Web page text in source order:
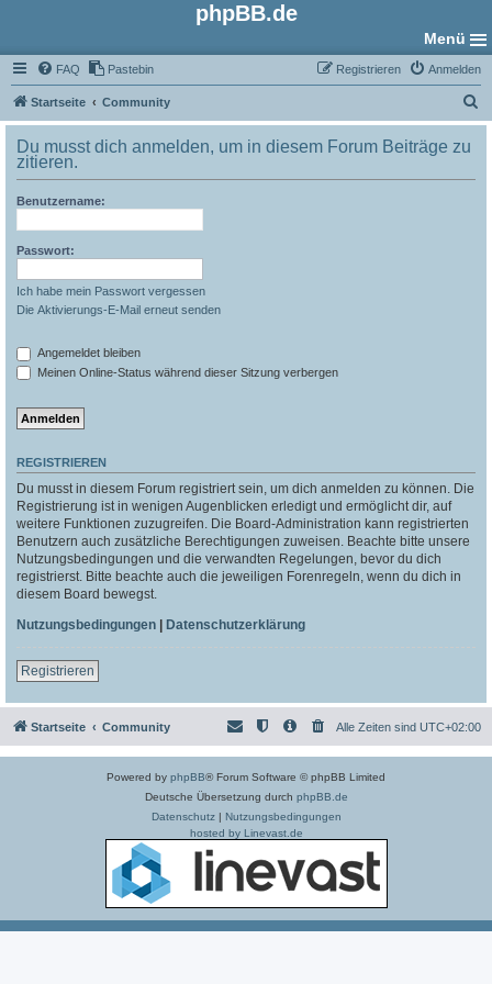
phpBB.de
Menü
FAQ Pastebin Anmelden
Registrieren
Startseite Community
u
Du musst dich anmelden, um in diesem Forum Beiträge zu
zitieren.
Benutzername:
Passwort:
Ich habe mein Passwort vergessen
Die Aktivierungs-E-Mail erneut senden
Angemeldet bleiben
Meinen Online-Status während dieser Sitzung verbergen
REGISTRIEREN
Du musst in diesem Forum registriert sein, um dich anmelden zu können. Die
Registrierung ist in wenigen Augenblicken erledigt und ermöglicht dir, auf
weitere Funktionen zuzugreifen. Die Board-Administration kann registrierten
Benutzern auch zusätzliche Berechtigungen zuweisen. Beachte bitte unsere
Nutzungsbedingungen und die verwandten Regelungen, bevor du dich
registrierst. Bitte beachte auch die jeweiligen Forenregeln, wenn du dich in
diesem Board bewegst.
Nutzungsbedingungen | Datenschutzerklärung
Registrieren
Startseite Community Alle Zeiten sind UTC+02:00
Powered by phpBB® Forum Software © phpBB Limited
Deutsche Übersetzung durch phpBB.de
Datenschutz| Nutzungsbedingungen
hosted by Linevast.de